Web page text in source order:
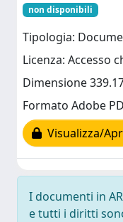
non disponibili
Tipologia:
Licenza: Accesso
Dimensione
Formato Adobe
Visualizza/
I documenti in
e tutti i diritti